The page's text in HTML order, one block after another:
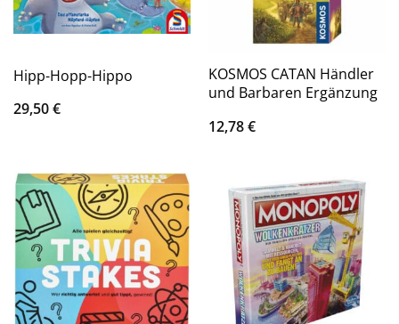
Hipp-Hopp-Hippo
29,50€
KOSMOS CATAN Händler
und Barbaren Ergänzung
12,78€